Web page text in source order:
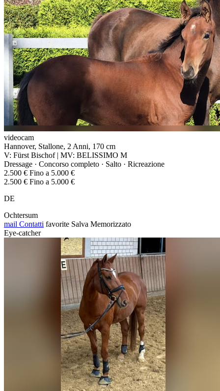
videocam
Hannover, Stallone, 2 Anni, 170 cm
V: Fürst Bischof | MV: BELISSIMO M
Dressage · Concorso completo · Salto · Ricreazione
2.500 € Fino a 5.000 €
2.500 € Fino a 5.000 €
DE
Ochtersum
mail Contatti favorite Salva Memorizzato
Eye-catcher